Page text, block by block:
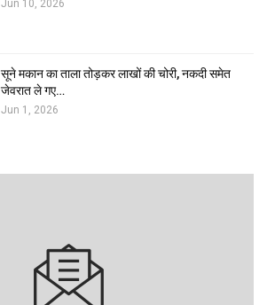
Jun 10, 2026
सूने मकान का ताला तोड़कर लाखों की चोरी, नकदी समेत
जेवरात ले गए…
Jun 1, 2026